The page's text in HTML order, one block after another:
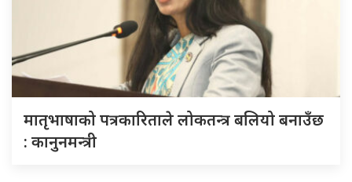
मातृभाषाको पत्रकारिताले लोकतन्त्र बलियो बनाउँछ
: कानुनमन्त्री